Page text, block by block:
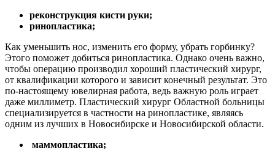
реконструкция кисти руки;
ринопластика;
Как уменьшить нос, изменить его форму, убрать горбинку?
Этого поможет добиться ринопластика. Однако очень важно,
чтобы операцию производил хороший пластический хирург,
от квалификации которого и зависит конечный результат. Это
по-настоящему ювелирная работа, ведь важную роль играет
даже миллиметр. Пластический хирург Областной больницы
специализируется в частности на ринопластике, являясь
одним из лучших в Новосибирске и Новосибирской области.
маммопластика;